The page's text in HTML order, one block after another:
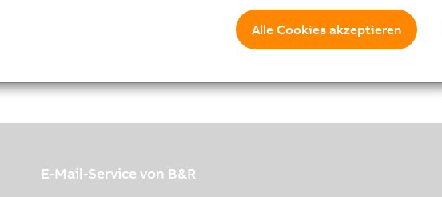
0_V1.0.pdf
Mehr laden
E-Mail-Service von B&R
Alle Cookies akzeptieren